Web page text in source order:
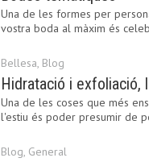
Una de les formes per
vostra boda al màxim és
Bellesa, Blog
Una de les coses que més
l'estiu és poder presumir de
Blog, General